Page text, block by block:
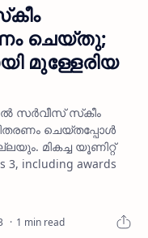
ചെയ്തു;
മുള്ളേരിയ
സര്‍വീസ് സ്‌കീം
ചെയ്തപ്പോള്‍
മികച്ച യൂണിറ്റ്
3, including awards
1 min read